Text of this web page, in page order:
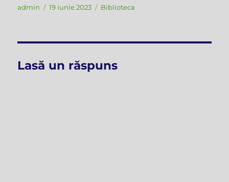
Autor
admin
Publicat
19 iunie 2023 Categorii
Biblioteca
Lasă un răspuns